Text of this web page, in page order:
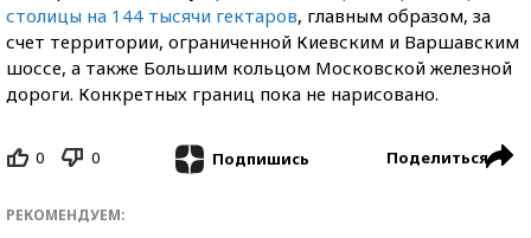
столицы на 144 тысячи гектаров, главным образом, за
счет территории, ограниченной Киевским и Варшавским
шоссе, а также Большим кольцом Московской железной
дороги. Конкретных границ пока не нарисовано.
0 0 Подпишись Поделиться
РЕКОМЕНДУЕМ: